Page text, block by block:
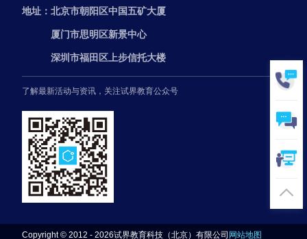
地址：北京市朝阳区中国五矿大厦
厦门市思明区新景中心
深圳市福田区上步信托大楼
了解最新活动与资讯，关注试界教育公众号
Copyright © 2012 - 2026试界教育科技（北京）有限公司 网站地图